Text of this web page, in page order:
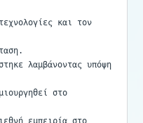
και τον
λαμβάνοντας υπόψη
στο
εμπειρία στο